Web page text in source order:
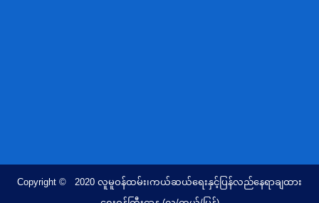
တိုင်းရင်းသားလူမျိုးရေးရာဝန်ကြီးဌာန
ပြည်ထောင်စုရာထူးဝန်အဖွဲ့ရုံး
Copyright © 2020 လူမူဝန်ထမ်း၊ကယ်ဆယ်ရေးနှင့်ပြန်လည်နေရာချထား